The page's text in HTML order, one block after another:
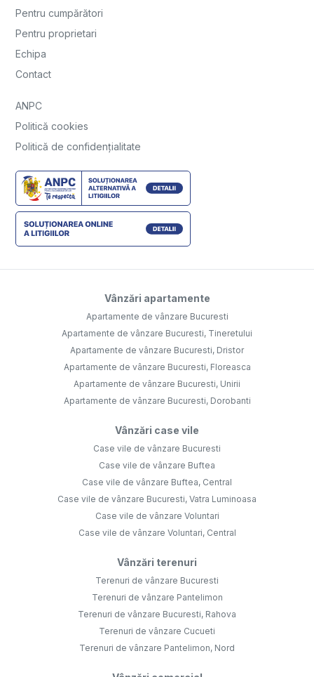
Pentru cumpărători
Pentru proprietari
Echipa
Contact
ANPC
Politică cookies
Politică de confidențialitate
Vânzări apartamente
Apartamente de vânzare Bucuresti
Apartamente de vânzare Bucuresti, Tineretului
Apartamente de vânzare Bucuresti, Dristor
Apartamente de vânzare Bucuresti, Floreasca
Apartamente de vânzare Bucuresti, Unirii
Apartamente de vânzare Bucuresti, Dorobanti
Vânzări case vile
Case vile de vânzare Bucuresti
Case vile de vânzare Buftea
Case vile de vânzare Buftea, Central
Case vile de vânzare Bucuresti, Vatra Luminoasa
Case vile de vânzare Voluntari
Case vile de vânzare Voluntari, Central
Vânzări terenuri
Terenuri de vânzare Bucuresti
Terenuri de vânzare Pantelimon
Terenuri de vânzare Bucuresti, Rahova
Terenuri de vânzare Cucueti
Terenuri de vânzare Pantelimon, Nord